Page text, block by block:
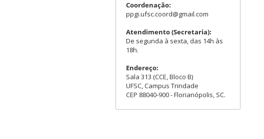
Coordenação:
ppgi.ufsc.coord@gmail.com
Atendimento (Secretaria):
De segunda à sexta, das 14h às
18h.
Endereço:
Sala 313 (CCE, Bloco B)
UFSC, Campus Trindade
CEP 88040-900 - Florianópolis, SC.